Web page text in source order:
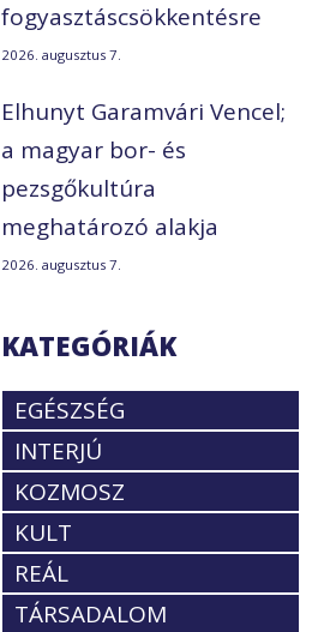
fogyasztáscsökkentésre
2026. augusztus 7.
Elhunyt Garamvári Vencel;
a magyar bor- és
pezsgőkultúra
meghatározó alakja
2026. augusztus 7.
KATEGÓRIÁK
EGÉSZSÉG
INTERJÚ
KOZMOSZ
KULT
REÁL
TÁRSADALOM